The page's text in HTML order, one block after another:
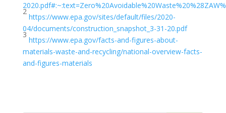
2
https://www.epa.gov/sites/default/files/2020-
04/documents/construction_snapshot_3-31-20.pdf
3
https://www.epa.gov/facts-and-figures-about-
materials-waste-and-recycling/national-overview-facts-
and-figures-materials